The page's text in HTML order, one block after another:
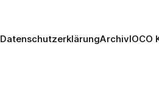
DatenschutzerklärungArchivIOCO